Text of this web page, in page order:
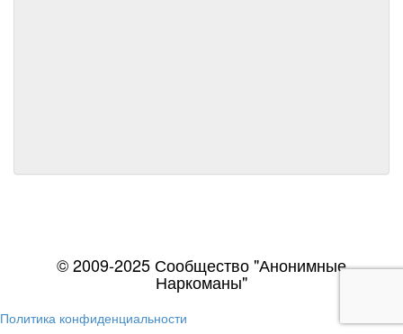
© 2009-2025 Сообщество "Анонимные
Наркоманы"
Политика конфиденциальности